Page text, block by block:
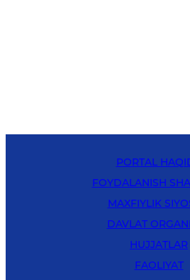
PORTAL
FOYDALANISH
MAXFIYLIK
DAVLAT
HUJJATLAR
FAOLIYAT